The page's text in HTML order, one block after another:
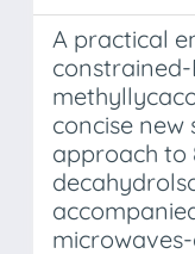
A practical
concise new
approach to